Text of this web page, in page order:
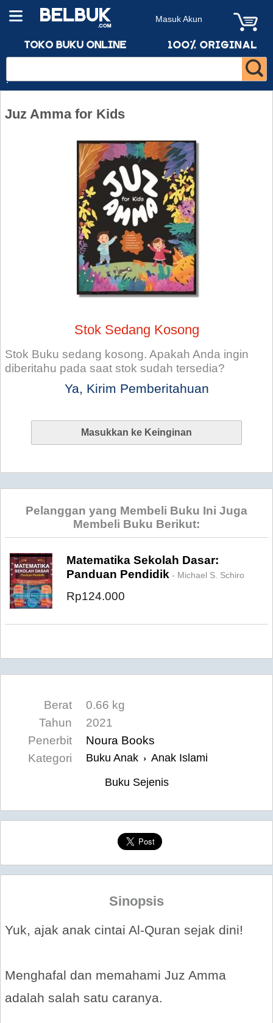
Masuk Akun
Juz Amma for Kids
Stok Sedang Kosong
Stok Buku sedang kosong. Apakah Anda ingin
diberitahu pada saat stok sudah tersedia?
Ya, Kirim Pemberitahuan
Pelanggan yang Membeli Buku Ini Juga
Membeli Buku Berikut:
Matematika Sekolah Dasar:
Panduan Pendidik - Michael S. Schiro
Rp124.000
Berat
0.66 kg
Tahun
2021
Penerbit
Noura Books
Kategori
Buku Anak › Anak Islami
Buku Sejenis
Sinopsis
Yuk, ajak anak cintai Al-Quran sejak dini!
Menghafal dan memahami Juz Amma
adalah salah satu caranya.